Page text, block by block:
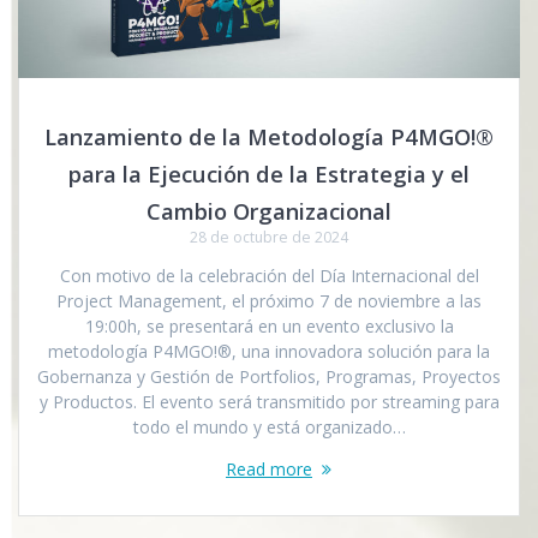
Lanzamiento de la Metodología P4MGO!®
para la Ejecución de la Estrategia y el
Cambio Organizacional
28 de octubre de 2024
Con motivo de la celebración del Día Internacional del
Project Management, el próximo 7 de noviembre a las
19:00h, se presentará en un evento exclusivo la
metodología P4MGO!®, una innovadora solución para la
Gobernanza y Gestión de Portfolios, Programas, Proyectos
y Productos. El evento será transmitido por streaming para
todo el mundo y está organizado…
Read more